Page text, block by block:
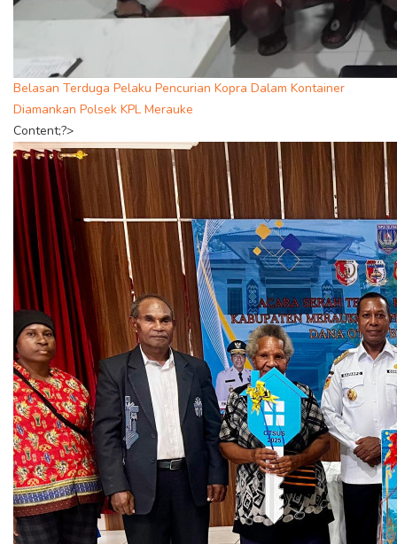
Belasan Terduga Pelaku Pencurian Kopra Dalam Kontainer
Diamankan Polsek KPL Merauke
Content;?>